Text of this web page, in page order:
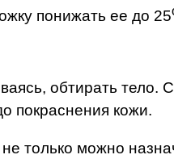
понижать ее до 25
обтирать тело.
покраснения кожи.
только можно